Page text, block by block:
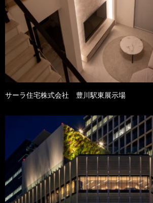
サーラ住宅株式会社 豊川駅東展示場